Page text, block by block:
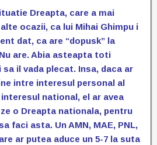
Dreapta, care a mai
ocazii, ca lui Mihai Ghimpu i
dat, ca are “dopusk” la
are. Abia asteapta toti
il vada plecat. Insa, daca ar
intre interesul personal al
national, el ar avea
o Dreapta nationala, pentru
faci asta. Un AMN, MAE, PNL,
ar putea aduce un 5-7 la suta